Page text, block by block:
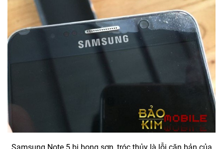
Samsung Note 5 bị bong sơn, tróc thủy là lỗi căn bản của